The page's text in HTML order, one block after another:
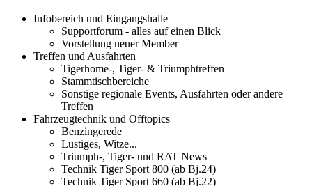
Infobereich und Eingangshalle
Supportforum - alles auf einen Blick
Vorstellung neuer Member
Treffen und Ausfahrten
Tigerhome-, Tiger- & Triumphtreffen
Stammtischbereiche
Sonstige regionale Events, Ausfahrten oder andere
Treffen
Fahrzeugtechnik und Offtopics
Benzingerede
Lustiges, Witze...
Triumph-, Tiger- und RAT News
Technik Tiger Sport 800 (ab Bj.24)
Technik Tiger Sport 660 (ab Bj.22)